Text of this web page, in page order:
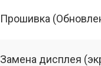
Прошивка
Замена дисплея